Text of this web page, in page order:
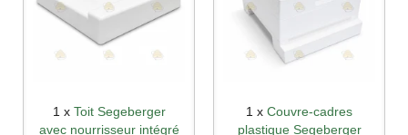
1 x Toit Segeberger
avec nourrisseur intégré
1 x Couvre-cadres
plastique Segeberger